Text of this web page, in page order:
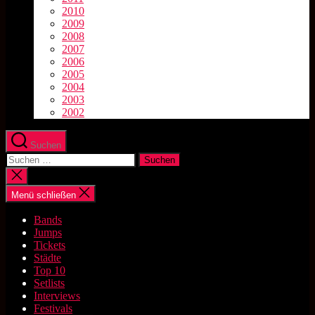
2010
2009
2008
2007
2006
2005
2004
2003
2002
Suchen
Suchen
nach:
Suche
schließen
Menü schließen
Bands
Jumps
Tickets
Städte
Top 10
Setlists
Interviews
Festivals